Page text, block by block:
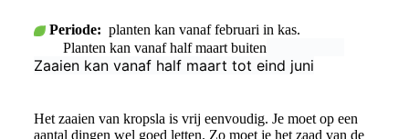
Periode: planten kan vanaf februari in kas.
Planten kan vanaf half maart buiten
Zaaien kan vanaf half maart tot eind juni
Het zaaien van kropsla is vrij eenvoudig. Je moet op een
aantal dingen wel goed letten. Zo moet je het zaad van de